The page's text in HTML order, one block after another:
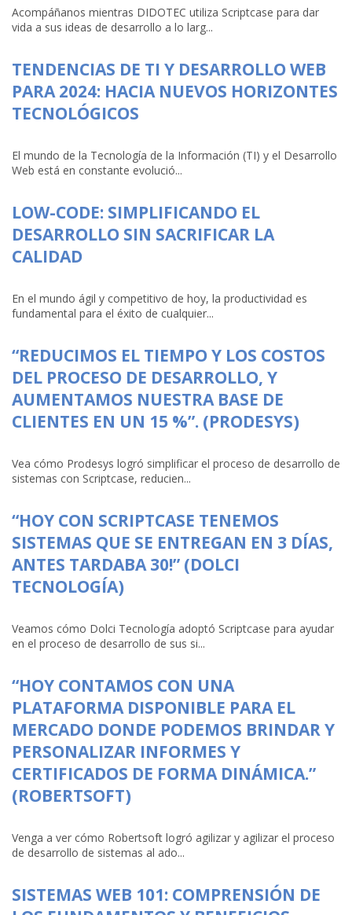
Acompáñanos mientras DIDOTEC utiliza Scriptcase para dar
vida a sus ideas de desarrollo a lo larg...
TENDENCIAS DE TI Y DESARROLLO WEB
PARA 2024: HACIA NUEVOS HORIZONTES
TECNOLÓGICOS
El mundo de la Tecnología de la Información (TI) y el Desarrollo
Web está en constante evolució...
LOW-CODE: SIMPLIFICANDO EL
DESARROLLO SIN SACRIFICAR LA
CALIDAD
En el mundo ágil y competitivo de hoy, la productividad es
fundamental para el éxito de cualquier...
“REDUCIMOS EL TIEMPO Y LOS COSTOS
DEL PROCESO DE DESARROLLO, Y
AUMENTAMOS NUESTRA BASE DE
CLIENTES EN UN 15 %”. (PRODESYS)
Vea cómo Prodesys logró simplificar el proceso de desarrollo de
sistemas con Scriptcase, reducien...
“HOY CON SCRIPTCASE TENEMOS
SISTEMAS QUE SE ENTREGAN EN 3 DÍAS,
ANTES TARDABA 30!” (DOLCI
TECNOLOGÍA)
Veamos cómo Dolci Tecnología adoptó Scriptcase para ayudar
en el proceso de desarrollo de sus si...
“HOY CONTAMOS CON UNA
PLATAFORMA DISPONIBLE PARA EL
MERCADO DONDE PODEMOS BRINDAR Y
PERSONALIZAR INFORMES Y
CERTIFICADOS DE FORMA DINÁMICA.”
(ROBERTSOFT)
Venga a ver cómo Robertsoft logró agilizar y agilizar el proceso
de desarrollo de sistemas al ado...
SISTEMAS WEB 101: COMPRENSIÓN DE